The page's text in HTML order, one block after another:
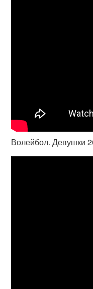
Волейбол. Девушки